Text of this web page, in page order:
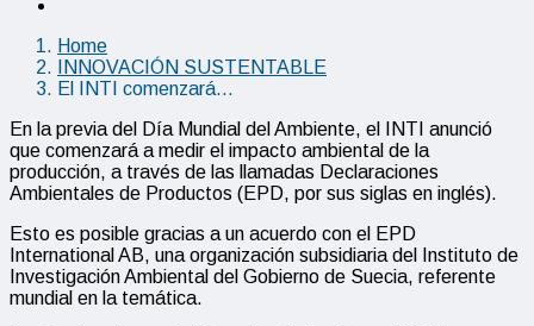
Home
INNOVACIÓN SUSTENTABLE
El INTI comenzará…
En la previa del Día Mundial del Ambiente, el INTI anunció
que comenzará a medir el impacto ambiental de la
producción, a través de las llamadas Declaraciones
Ambientales de Productos (EPD, por sus siglas en inglés).
Esto es posible gracias a un acuerdo con el EPD
International AB, una organización subsidiaria del Instituto de
Investigación Ambiental del Gobierno de Suecia, referente
mundial en la temática.